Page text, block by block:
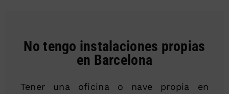
No tengo instalaciones propias
en Barcelona
Tener una oficina o nave propia en